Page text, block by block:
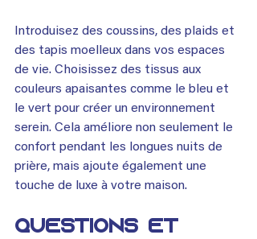
Introduisez des coussins, des plaids et
des tapis moelleux dans vos espaces
de vie. Choisissez des tissus aux
couleurs apaisantes comme le bleu et
le vert pour créer un environnement
serein. Cela améliore non seulement le
confort pendant les longues nuits de
prière, mais ajoute également une
touche de luxe à votre maison.
Questions et